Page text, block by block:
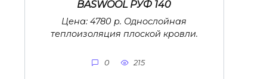
BASWOOL РУФ 140
Цена: 4780 р. Однослойная
теплоизоляция плоской кровли.
0 215